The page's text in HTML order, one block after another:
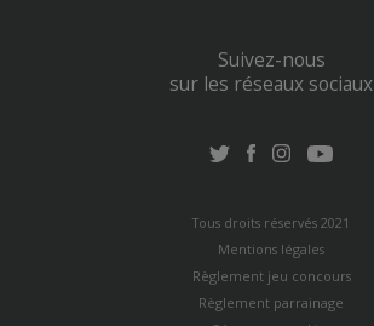
Suivez-nous
sur les réseaux sociaux
Tous droits réservés 2021
Mentions légales
Règlement jeu concours
Règlement parrainage